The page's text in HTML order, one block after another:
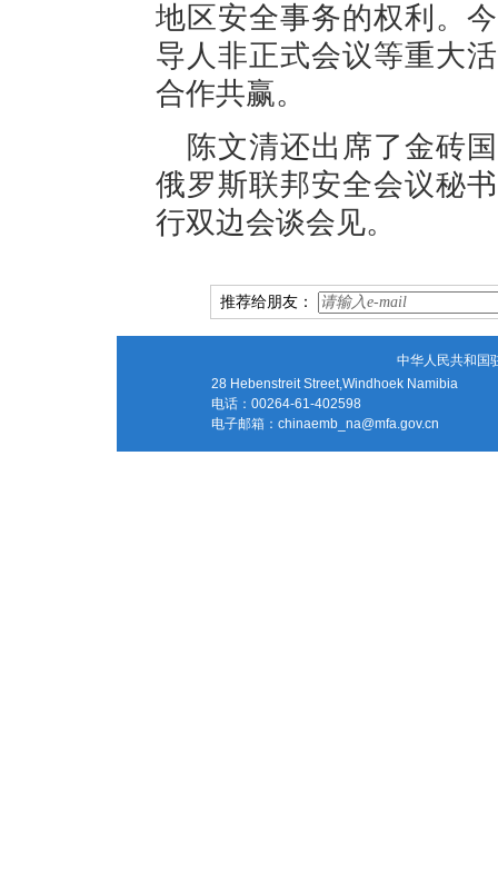
地区安全事务的权利。
导人非正式会议等重大
合作共赢。
陈文清还出席了金砖
俄罗斯联邦安全会议秘
行双边会谈会见。
推荐给朋友：
中华人民共和国
28 Hebenstreit Street,Windhoek Namibia
电话：00264-61-402598
电子邮箱： chinaemb_na@mfa.gov.cn